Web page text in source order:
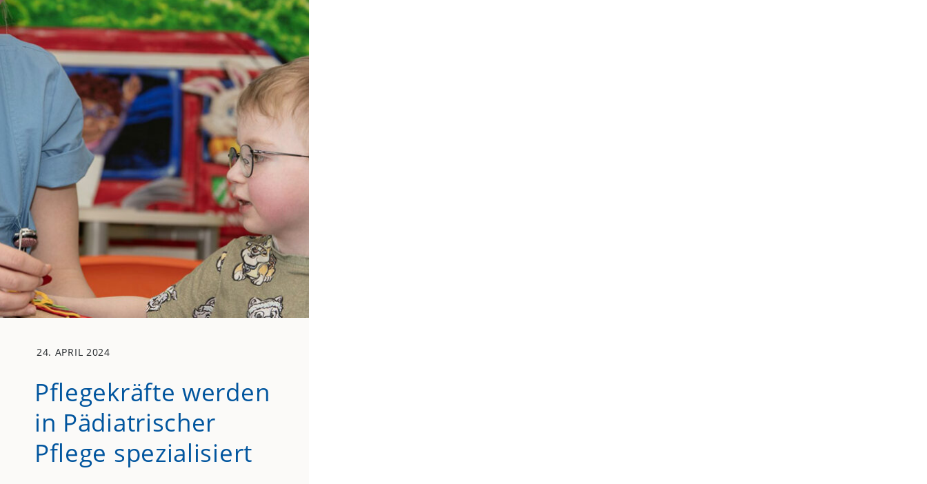
24. APRIL 2024
Pflegekräfte werden
in Pädiatrischer
Pflege spezialisiert